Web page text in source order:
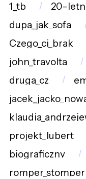
1_tb
20-
dupa_jak_sofa
Czego_ci_brak
john_travolta
druga_cz
projekt_lubert
biograficzny
romper_stomper